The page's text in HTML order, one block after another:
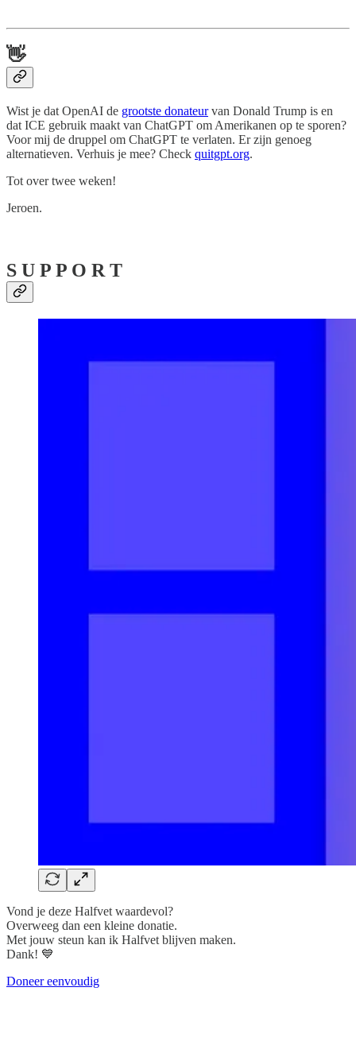
👋
Wist je dat OpenAI de grootste donateurvan Donald Trump is en
dat ICE gebruik maakt van ChatGPT om Amerikanen op te sporen?
Voor mij de druppel om ChatGPT te verlaten. Er zijn genoeg
alternatieven. Verhuis je mee? Check quitgpt.org.
Tot over twee weken!
Jeroen.
S U P P O R T
Vond je deze Halfvet waardevol?
Overweeg dan een kleine donatie.
Met jouw steun kan ik Halfvet blijven maken.
Dank! 💙
Doneer eenvoudig